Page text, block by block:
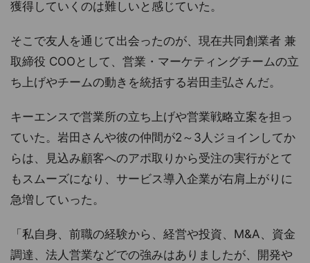
獲得していくのは難しいと感じていた。
そこで友人を通じて出会ったのが、現在共同創業者 兼
取締役 COOとして、営業・マーケティングチームの立
ち上げやチームの動きを統括する岩田圭弘さんだ。
キーエンスで営業所の立ち上げや営業戦略立案を担っ
ていた。岩田さんや彼の仲間が2～3人ジョインしてか
らは、見込み顧客へのアポ取りから受注の実行がとて
もスムーズになり、サービス導入企業が右肩上がりに
急増していった。
「私自身、前職の経験から、経営や投資、M&A、資金
調達、法人営業などでの強みはありましたが、開発や